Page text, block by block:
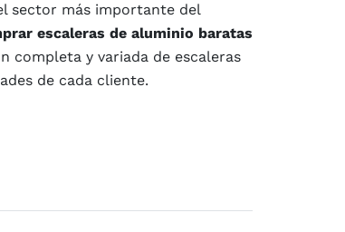
sector más importante del
escaleras de aluminio baratas
completa y variada de escaleras
de cada cliente.